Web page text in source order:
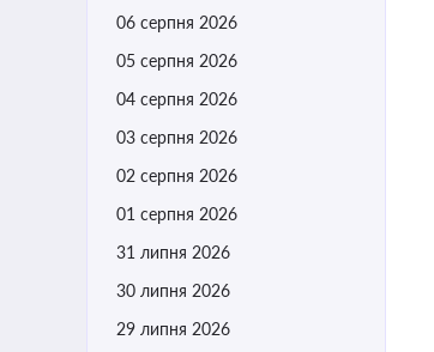
06 серпня 2026
05 серпня 2026
04 серпня 2026
03 серпня 2026
02 серпня 2026
01 серпня 2026
31 липня 2026
30 липня 2026
29 липня 2026